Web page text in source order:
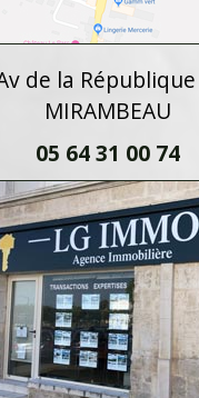
de la
MIRAMBEAU
05 64 31 00 74